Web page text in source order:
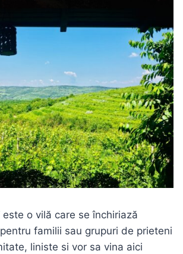
este o vilă care se închiriază
familii sau grupuri de prieteni
liniste si vor sa vina aici